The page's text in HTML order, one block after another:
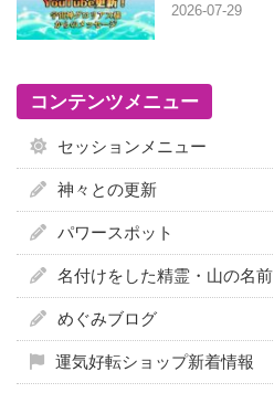
2026-07-29
コンテンツメニュー
セッションメニュー
神々との更新
パワースポット
名付けをした精霊・山の名前
めぐみブログ
運気好転ショップ新着情報